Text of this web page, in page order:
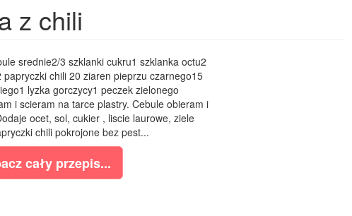
z chili
srednie2/3 szklanki cukru1 szklanka octu2
papryczki chili 20 ziaren pieprzu czarnego15
lyzka gorczycy1 peczek zielonego
i scieram na tarce plastry. Cebule obieram i
ocet, sol, cukier , liscie laurowe, ziele
chili pokrojone bez pest...
cały przepis...